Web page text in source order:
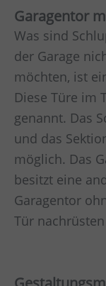
Garagentor
Was sind
der Garage
möchten, ist
Diese Türe im
genannt. Das
und das
möglich. Das
besitzt eine
Garagentor
Tür